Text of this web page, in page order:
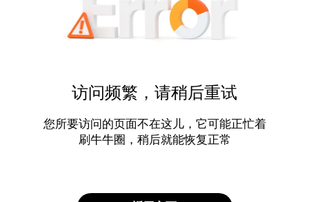
访问频繁，请稍后重试
您所要访问的页面不在这儿，它可能正忙着
刷牛牛圈，稍后就能恢复正常